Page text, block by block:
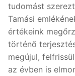
tudomást
Tamási
értékeink
történő
megújul,
az évben is